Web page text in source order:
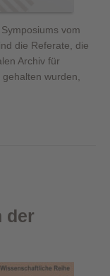
vom
die Referate, die
Archiv für
wurden,
der